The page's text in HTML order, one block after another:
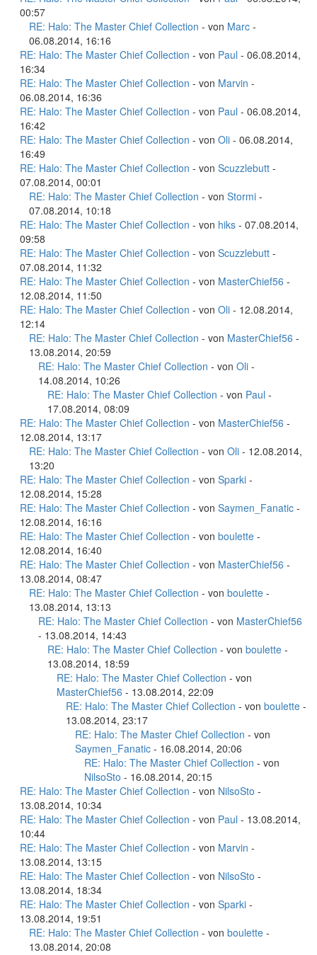
00:57
RE: Halo: The Master Chief Collection - von Marc -
06.08.2014, 16:16
RE: Halo: The Master Chief Collection - von Paul - 06.08.2014,
16:34
RE: Halo: The Master Chief Collection - von Marvin -
06.08.2014, 16:36
RE: Halo: The Master Chief Collection - von Paul - 06.08.2014,
16:42
RE: Halo: The Master Chief Collection - von Oli - 06.08.2014,
16:49
RE: Halo: The Master Chief Collection - von Scuzzlebutt -
07.08.2014, 00:01
RE: Halo: The Master Chief Collection - von Stormi -
07.08.2014, 10:18
RE: Halo: The Master Chief Collection - von hiks - 07.08.2014,
09:58
RE: Halo: The Master Chief Collection - von Scuzzlebutt -
07.08.2014, 11:32
RE: Halo: The Master Chief Collection - von MasterChief56 -
12.08.2014, 11:50
RE: Halo: The Master Chief Collection - von Oli - 12.08.2014,
12:14
RE: Halo: The Master Chief Collection - von MasterChief56 -
13.08.2014, 20:59
RE: Halo: The Master Chief Collection - von Oli -
14.08.2014, 10:26
RE: Halo: The Master Chief Collection - von Paul -
17.08.2014, 08:09
RE: Halo: The Master Chief Collection - von MasterChief56 -
12.08.2014, 13:17
RE: Halo: The Master Chief Collection - von Oli - 12.08.2014,
13:20
RE: Halo: The Master Chief Collection - von Sparki -
12.08.2014, 15:28
RE: Halo: The Master Chief Collection - von Saymen_Fanatic -
12.08.2014, 16:16
RE: Halo: The Master Chief Collection - von boulette -
12.08.2014, 16:40
RE: Halo: The Master Chief Collection - von MasterChief56 -
13.08.2014, 08:47
RE: Halo: The Master Chief Collection - von boulette -
13.08.2014, 13:13
RE: Halo: The Master Chief Collection - von MasterChief56
- 13.08.2014, 14:43
RE: Halo: The Master Chief Collection - von boulette -
13.08.2014, 18:59
RE: Halo: The Master Chief Collection - von
MasterChief56 - 13.08.2014, 22:09
RE: Halo: The Master Chief Collection - von boulette -
13.08.2014, 23:17
RE: Halo: The Master Chief Collection - von
Saymen_Fanatic - 16.08.2014, 20:06
RE: Halo: The Master Chief Collection - von
NilsoSto - 16.08.2014, 20:15
RE: Halo: The Master Chief Collection - von NilsoSto -
13.08.2014, 10:34
RE: Halo: The Master Chief Collection - von Paul - 13.08.2014,
10:44
RE: Halo: The Master Chief Collection - von Marvin -
13.08.2014, 13:15
RE: Halo: The Master Chief Collection - von NilsoSto -
13.08.2014, 18:34
RE: Halo: The Master Chief Collection - von Sparki -
13.08.2014, 19:51
RE: Halo: The Master Chief Collection - von boulette -
13.08.2014, 20:08